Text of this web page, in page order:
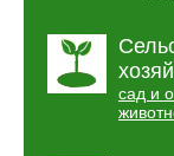
сад и